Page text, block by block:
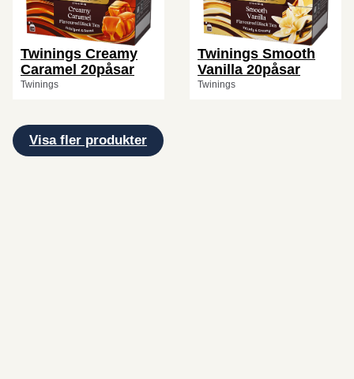
Twinings Creamy
Caramel 20påsar
Twinings
Twinings Smooth
Vanilla 20påsar
Twinings
Visa fler produkter